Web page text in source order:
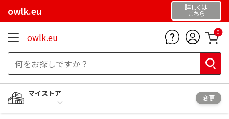
owlk.eu 詳しくは
こちら
owlk.eu 0
マイストア
変更